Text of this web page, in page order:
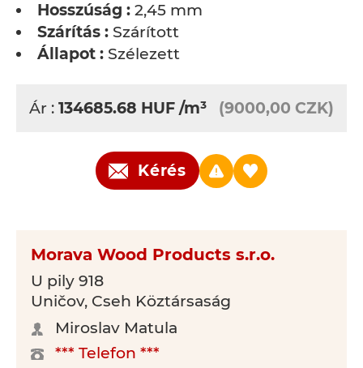
Hosszúság : 2,45 mm
Szárítás : Szárított
Állapot : Szélezett
Ár : 134685.68 HUF /m³ (9000,00 CZK)
Kérés
Morava Wood Products s.r.o.
U pily 918
Uničov, Cseh Köztársaság
Miroslav Matula
*** Telefon ***